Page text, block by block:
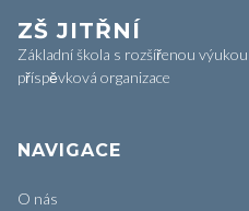
ZŠ JITŘNÍ
Základní škola s rozšířenou
příspěvková organizace
NAVIGACE
O nás